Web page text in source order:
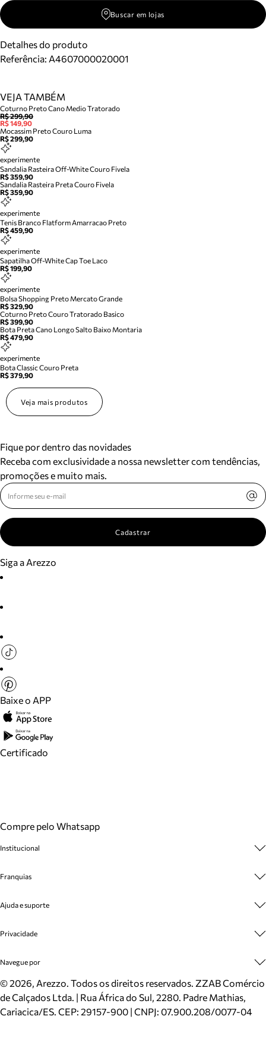
Buscar em lojas
Detalhes do produto
Referência: A4607000020001
VEJA TAMBÉM
Coturno Preto Cano Medio Tratorado
R$ 299,90
R$ 149,90
Mocassim Preto Couro Luma
R$ 299,90
experimente
Sandalia Rasteira Off-White Couro Fivela
R$ 359,90
Sandalia Rasteira Preta Couro Fivela
R$ 359,90
experimente
Tenis Branco Flatform Amarracao Preto
R$ 459,90
experimente
Sapatilha Off-White Cap Toe Laco
R$ 199,90
experimente
Bolsa Shopping Preto Mercato Grande
R$ 329,90
Coturno Preto Couro Tratorado Basico
R$ 399,90
Bota Preta Cano Longo Salto Baixo Montaria
R$ 479,90
experimente
Bota Classic Couro Preta
R$ 379,90
Veja mais produtos
Fique por dentro das novidades
Receba com exclusividade a nossa newsletter com tendências,
promoções e muito mais.
Cadastrar
Siga a Arezzo
Baixe o APP
Certificado
Compre pelo Whatsapp
Institucional
Cashback
Venda Corporativa
Mapa do Site
Inverno
Mundo Arezzo
Franquias
Plano de Negócio
Ajuda e suporte
Cadastro
Meus Pedidos
Trocas e Devoluções
Cartão Presente
Localizador de lojas
Privacidade
Politica e Privacidade
Navegue por
Sapatos
Bolsas
Scarpins
©2026, Arezzo. Todos os direitos reservados. ZZAB Comércio
de Calçados Ltda. | Rua África do Sul, 2280. Padre Mathias,
Cariacica/ES. CEP: 29157-900 | CNPJ: 07.900.208/0077-04